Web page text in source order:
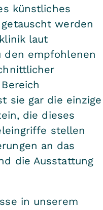
künstliches
werden
laut
den empfohlenen
sie gar die einzige
die dieses
stellen
an das
die Ausstattung
in unserem